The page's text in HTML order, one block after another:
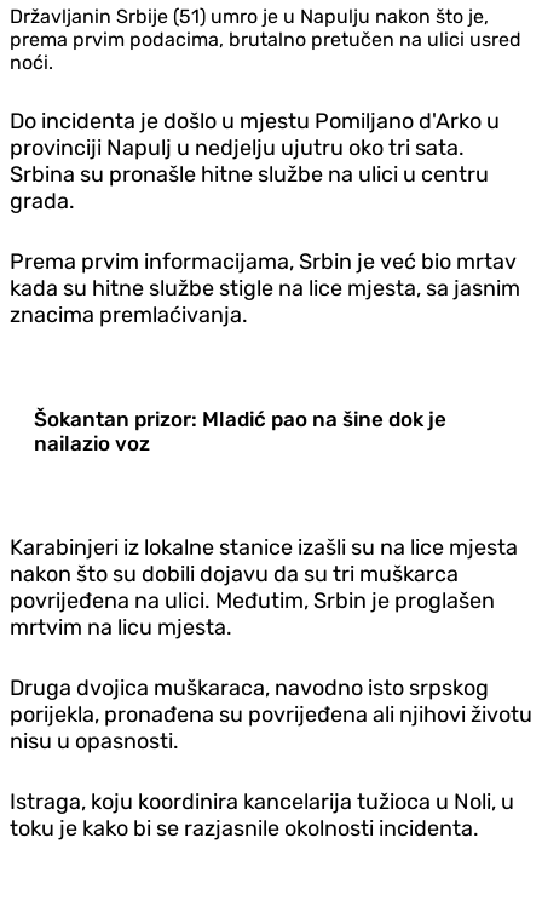
Državljanin Srbije (51) umro je u Napulju nakon što je,
prema prvim podacima, brutalno pretučen na ulici usred
noći.
Do incidenta je došlo u mjestu Pomiljano d'Arko u
provinciji Napulj u nedjelju ujutru oko tri sata.
Srbina su pronašle hitne službe na ulici u centru
grada.
Prema prvim informacijama, Srbin je već bio mrtav
kada su hitne službe stigle na lice mjesta, sa jasnim
znacima premlaćivanja.
Šokantan prizor: Mladić pao na šine dok je
nailazio voz
Karabinjeri iz lokalne stanice izašli su na lice mjesta
nakon što su dobili dojavu da su tri muškarca
povrijeđena na ulici. Međutim, Srbin je proglašen
mrtvim na licu mjesta.
Druga dvojica muškaraca, navodno isto srpskog
porijekla, pronađena su povrijeđena ali njihovi životu
nisu u opasnosti.
Istraga, koju koordinira kancelarija tužioca u Noli, u
toku je kako bi se razjasnile okolnosti incidenta.